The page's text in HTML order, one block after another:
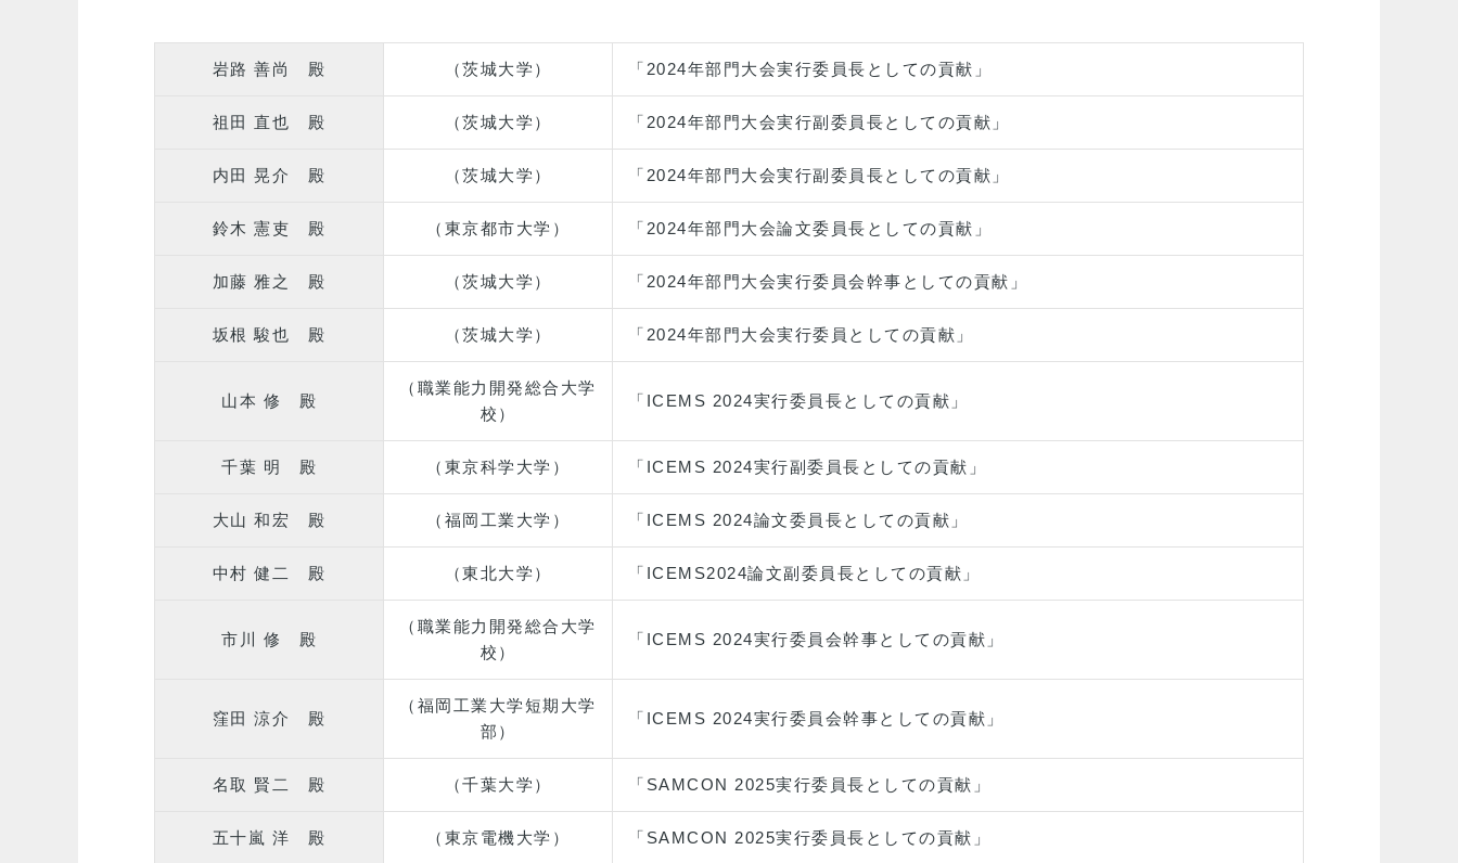
岩路 善尚 殿 （茨城大学） 「2024年部門大会実行委員長としての貢献」
祖田 直也 殿 （茨城大学） 「2024年部門大会実行副委員長としての貢献」
内田 晃介 殿 （茨城大学） 「2024年部門大会実行副委員長としての貢献」
鈴木 憲吏 殿 （東京都市大学） 「2024年部門大会論文委員長としての貢献」
加藤 雅之 殿 （茨城大学） 「2024年部門大会実行委員会幹事としての貢献」
坂根 駿也 殿 （茨城大学） 「2024年部門大会実行委員としての貢献」
山本 修 殿
（職業能力開発総合大学
校）
「ICEMS 2024実行委員長としての貢献」
千葉 明 殿 （東京科学大学） 「ICEMS 2024実行副委員長としての貢献」
大山 和宏 殿 （福岡工業大学） 「ICEMS 2024論文委員長としての貢献」
中村 健二 殿 （東北大学） 「ICEMS2024論文副委員長としての貢献」
市川 修 殿
（職業能力開発総合大学
校）
「ICEMS 2024実行委員会幹事としての貢献」
窪田 涼介 殿
（福岡工業大学短期大学
部）
「ICEMS 2024実行委員会幹事としての貢献」
名取 賢二 殿 （千葉大学） 「SAMCON 2025実行委員長としての貢献」
五十嵐 洋 殿 （東京電機大学） 「SAMCON 2025実行委員長としての貢献」